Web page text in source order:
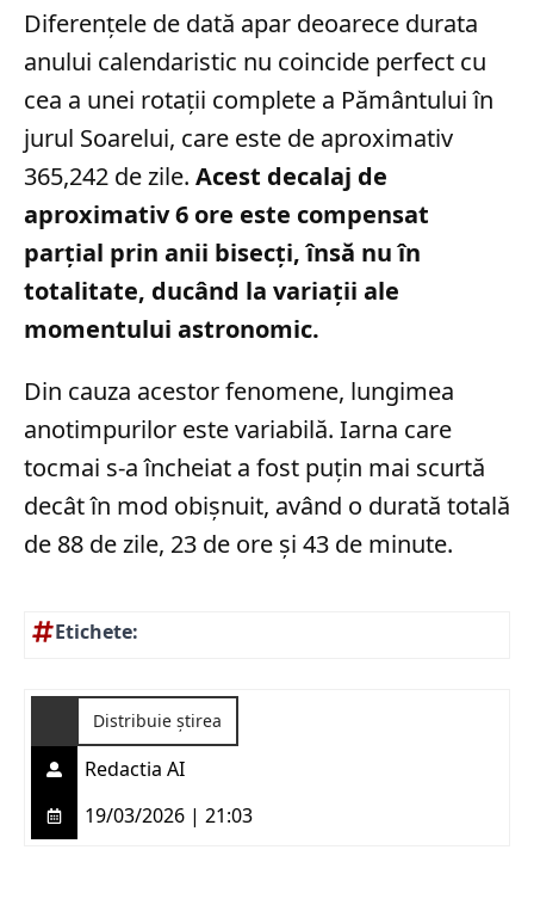
Diferențele de dată apar deoarece durata
anului calendaristic nu coincide perfect cu
cea a unei rotații complete a Pământului în
jurul Soarelui, care este de aproximativ
365,242 de zile. Acest decalaj de
aproximativ 6 ore este compensat
parțial prin anii bisecți, însă nu în
totalitate, ducând la variații ale
momentului astronomic.
Din cauza acestor fenomene, lungimea
anotimpurilor este variabilă. Iarna care
tocmai s-a încheiat a fost puțin mai scurtă
decât în mod obișnuit, având o durată totală
de 88 de zile, 23 de ore și 43 de minute.
Etichete:
Distribuie știrea
Redactia AI
19/03/2026 | 21:03